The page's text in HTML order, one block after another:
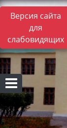
Версия сайта
для
слабовидящих